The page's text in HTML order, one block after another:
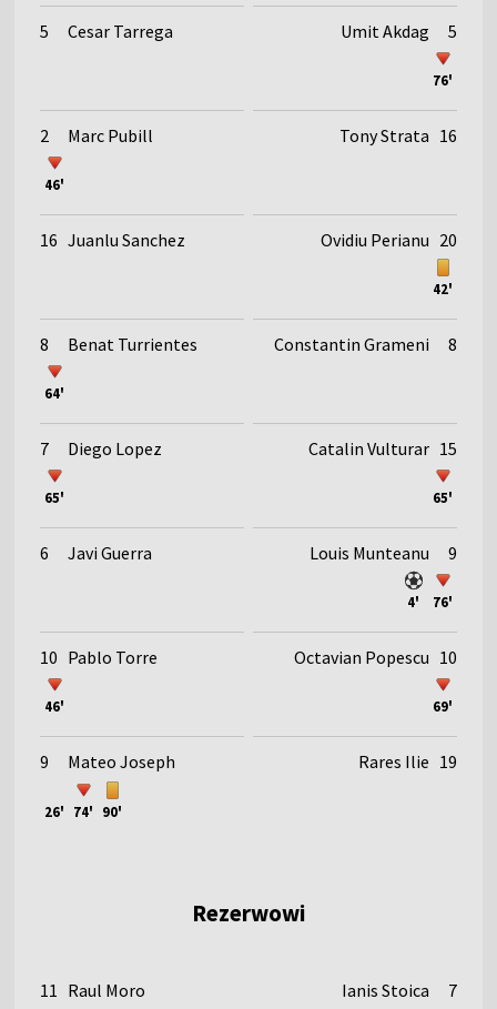
5 Cesar Tarrega
2 Marc Pubill
46'
16 Juanlu Sanchez
8 Benat Turrientes
64'
7 Diego Lopez
65'
6 Javi Guerra
10 Pablo Torre
46'
9 Mateo Joseph
26' 74' 90'
76'
Umit Akdag 5
Tony Strata 16
42'
Ovidiu Perianu 20
Constantin Grameni 8
65'
Catalin Vulturar 15
4' 76'
Louis Munteanu 9
69'
Octavian Popescu 10
Rares Ilie 19
Rezerwowi
11 Raul Moro Ianis Stoica 7